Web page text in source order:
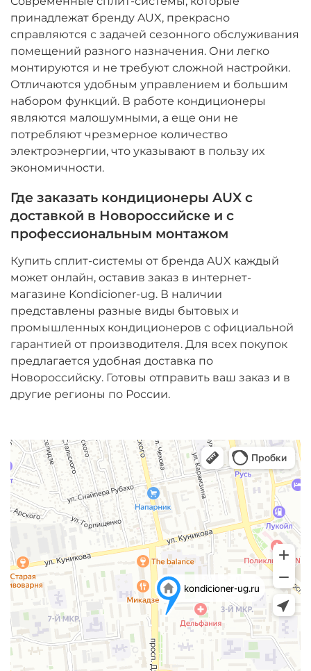
принадлежат бренду AUX, прекрасно
справляются с задачей сезонного обслуживания
помещений разного назначения. Они легко
монтируются и не требуют сложной настройки.
Отличаются удобным управлением и большим
набором функций. В работе кондиционеры
являются малошумными, а еще они не
потребляют чрезмерное количество
электроэнергии, что указывают в пользу их
экономичности.
Где заказать кондиционеры AUX с
доставкой в Новороссийске и с
профессиональным монтажом
Купить сплит-системы от бренда AUX каждый
может онлайн, оставив заказ в интернет-
магазине Kondicioner-ug. В наличии
представлены разные виды бытовых и
промышленных кондиционеров с официальной
гарантией от производителя. Для всех покупок
предлагается удобная доставка по
Новороссийску. Готовы отправить ваш заказ и в
другие регионы по России.